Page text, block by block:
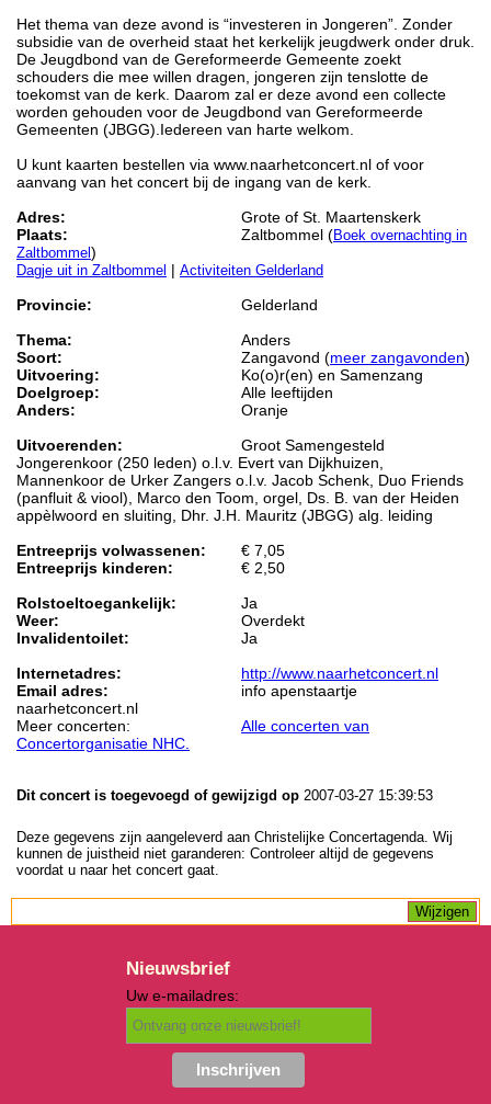
Het thema van deze avond is “investeren in Jongeren”. Zonder
subsidie van de overheid staat het kerkelijk jeugdwerk onder druk.
De Jeugdbond van de Gereformeerde Gemeente zoekt
schouders die mee willen dragen, jongeren zijn tenslotte de
toekomst van de kerk. Daarom zal er deze avond een collecte
worden gehouden voor de Jeugdbond van Gereformeerde
Gemeenten (JBGG).Iedereen van harte welkom.
U kunt kaarten bestellen via www.naarhetconcert.nl of voor
aanvang van het concert bij de ingang van de kerk.
Adres:
Grote of St. Maartenskerk
Plaats:
Zaltbommel (Boek overnachting in
Zaltbommel )
Dagje uit in Zaltbommel | Activiteiten Gelderland
Provincie:
Gelderland
Thema:
Anders
Soort:
Zangavond (meer zangavonden)
Uitvoering:
Ko(o)r(en) en Samenzang
Doelgroep:
Alle leeftijden
Anders:
Oranje
Uitvoerenden:
Groot Samengesteld
Jongerenkoor (250 leden) o.l.v. Evert van Dijkhuizen,
Mannenkoor de Urker Zangers o.l.v. Jacob Schenk, Duo Friends
(panfluit & viool), Marco den Toom, orgel, Ds. B. van der Heiden
appèlwoord en sluiting, Dhr. J.H. Mauritz (JBGG) alg. leiding
Entreeprijs volwassenen:
€ 7,05
Entreeprijs kinderen:
€ 2,50
Rolstoeltoegankelijk:
Ja
Weer:
Overdekt
Invalidentoilet:
Ja
Internetadres:
http://www.naarhetconcert.nl
Email adres:
info apenstaartje
naarhetconcert.nl
Meer concerten:
Alle concerten van
Concertorganisatie NHC.
Dit concert is toegevoegd of gewijzigd op 2007-03-27 15:39:53
Deze gegevens zijn aangeleverd aan Christelijke Concertagenda. Wij
kunnen de juistheid niet garanderen: Controleer altijd de gegevens
voordat u naar het concert gaat.
Nieuwsbrief
Uw e-mailadres: